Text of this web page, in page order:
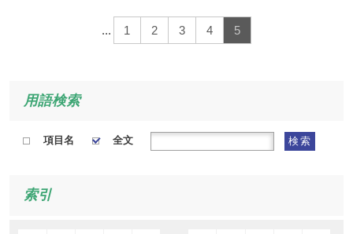
... 1 2 3 4 5
用語検索
項目名 全文 検索
索引